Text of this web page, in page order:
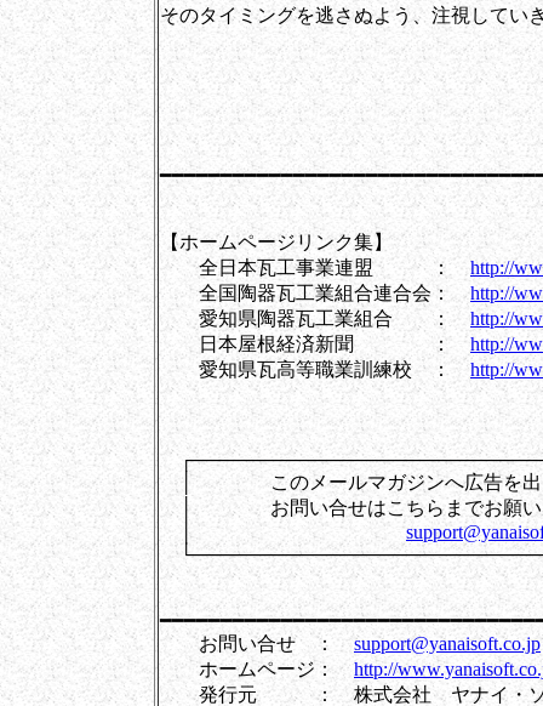
そのタイミングを逃さぬよう、注視してい
[岩
【ホームページリンク集】
全日本瓦工事業連盟 ： http://
全国陶器瓦工業組合連合会：http://
愛知県陶器瓦工業組合 ： http://
日本屋根経済新聞 ：http://
愛知県瓦高等職業訓練校 ：http://
│ このメールマガジンへ広
│ お問い合せはこちら
│
お問い合せ ： support@yanaisoft.co.jp
ホームページ： http://
発行元 ： 株式会社 ヤナイ・ソ